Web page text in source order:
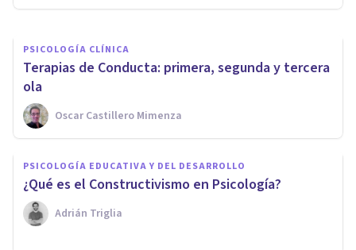
PSICOLOGÍA CLÍNICA
Terapias de Conducta: primera, segunda y tercera
ola
Oscar Castillero Mimenza
PSICOLOGÍA EDUCATIVA Y DEL DESARROLLO
¿Qué es el Constructivismo en Psicología?
Adrián Triglia